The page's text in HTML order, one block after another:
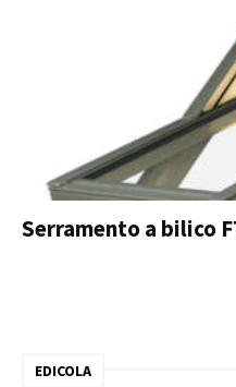
Serramento a bilico
EDICOLA